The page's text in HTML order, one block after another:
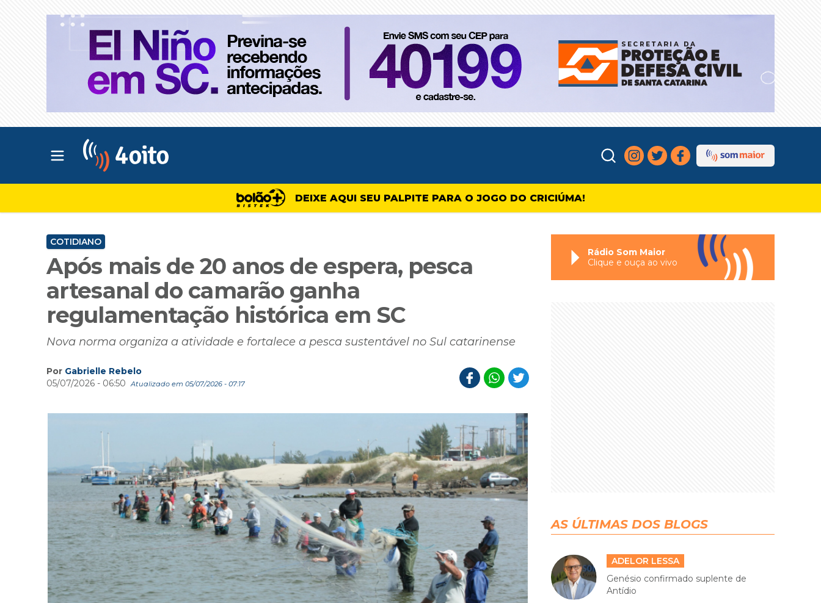
Abrir menu principal
DEIXE AQUI SEU PALPITE PARA O JOGO DO CRICIÚMA!
COTIDIANO
Após mais de 20 anos de espera, pesca
artesanal do camarão ganha
regulamentação histórica em SC
Nova norma organiza a atividade e fortalece a pesca sustentável no Sul catarinense
Por Gabrielle Rebelo
05/07/2026 - 06:50
Atualizado em 05/07/2026 - 07:17
Rádio Som Maior
Clique e ouça ao vivo
AS ÚLTIMAS DOS BLOGS
ADELOR LESSA
Genésio confirmado suplente de
Antídio